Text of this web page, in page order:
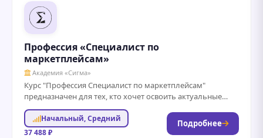
Профессия «Специалист по
маркетплейсам»
Академия «Сигма»
Курс "Профессия Специалист по маркетплейсам"
предназначен для тех, кто хочет освоить актуальные
навыки работы с онлайн-торговыми площадками. Вы
научитесь эффективно...
Начальный, Средний
37 488 ₽
Подробнее